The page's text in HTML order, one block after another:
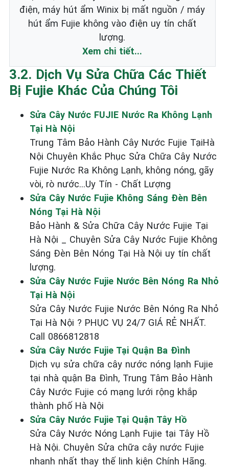
điện, máy hút ẩm Winix bị mất nguồn / máy
hút ẩm Fujie không vào điện uy tín chất
lượng.
Xem chi tiết...
3.2. Dịch Vụ Sửa Chữa Các Thiết
Bị Fujie Khác Của Chúng Tôi
Sửa Cây Nước FUJIE Nước Ra Không Lạnh
Tại Hà Nội
Trung Tâm Bảo Hành Cây Nước Fujie TạiHà
Nội Chuyên Khắc Phục Sửa Chữa Cây Nước
Fujie Nước Ra Không Lạnh, không nóng, gãy
vòi, rò nước...Uy Tín - Chất Lượng
Sửa Cây Nước Fujie Không Sáng Đèn Bên
Nóng Tại Hà Nội
Bảo Hành & Sửa Chữa Cây Nước Fujie Tại
Hà Nội _ Chuyên Sửa Cây Nước Fujie Không
Sáng Đèn Bên Nóng Tại Hà Nội uy tín chất
lượng.
Sửa Cây Nước Fujie Nước Bên Nóng Ra Nhỏ
Tại Hà Nội
Sửa Cây Nước Fujie Nước Bên Nóng Ra Nhỏ
Tại Hà Nội ? PHỤC VỤ 24/7 GIÁ RẺ NHẤT.
Call 0866812818
Sửa Cây Nước Fujie Tại Quận Ba Đình
Dịch vụ sửa chữa cây nước nóng lạnh Fujie
tại nhà quận Ba Đình, Trung Tâm Bảo Hành
Cây Nước Fujie có mạng lưới rộng khắp
thành phố Hà Nội
Sửa Cây Nước Fujie Tại Quận Tây Hồ
Sửa Cây Nước Nóng Lạnh Fujie tại Tây Hồ
Hà Nội. Chuyên Sửa chữa cây nước Fujie
nhanh nhất thay thế linh kiện Chính Hãng.